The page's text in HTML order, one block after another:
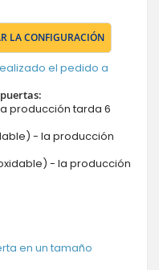
LA CONFIGURACIÓN
el pedido a
producción tarda 6
- la producción
- la producción
en un tamaño